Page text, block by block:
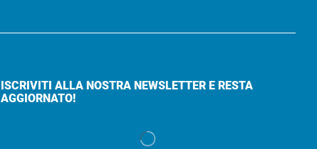
ISCRIVITI ALLA NOSTRA NEWSLETTER E RESTA
AGGIORNATO!